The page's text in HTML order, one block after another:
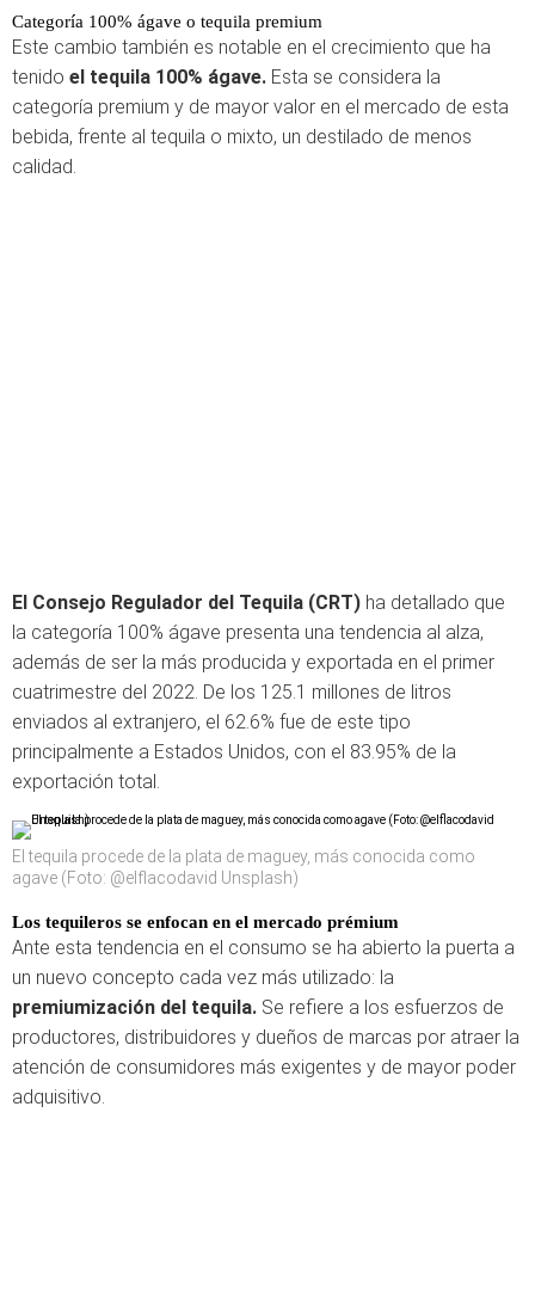
Categoría 100% ágave o tequila premium
Este cambio también es notable en el crecimiento que ha
tenido el tequila 100% ágave. Esta se considera la
categoría premium y de mayor valor en el mercado de esta
bebida, frente al tequila o mixto, un destilado de menos
calidad.
El Consejo Regulador del Tequila (CRT) ha detallado que
la categoría 100% ágave presenta una tendencia al alza,
además de ser la más producida y exportada en el primer
cuatrimestre del 2022. De los 125.1 millones de litros
enviados al extranjero, el 62.6% fue de este tipo
principalmente a Estados Unidos, con el 83.95% de la
exportación total.
El tequila procede de la plata de maguey, más conocida como
agave (Foto: @elflacodavid Unsplash)
Los tequileros se enfocan en el mercado prémium
Ante esta tendencia en el consumo se ha abierto la puerta a
un nuevo concepto cada vez más utilizado: la
premiumización del tequila. Se refiere a los esfuerzos de
productores, distribuidores y dueños de marcas por atraer la
atención de consumidores más exigentes y de mayor poder
adquisitivo.